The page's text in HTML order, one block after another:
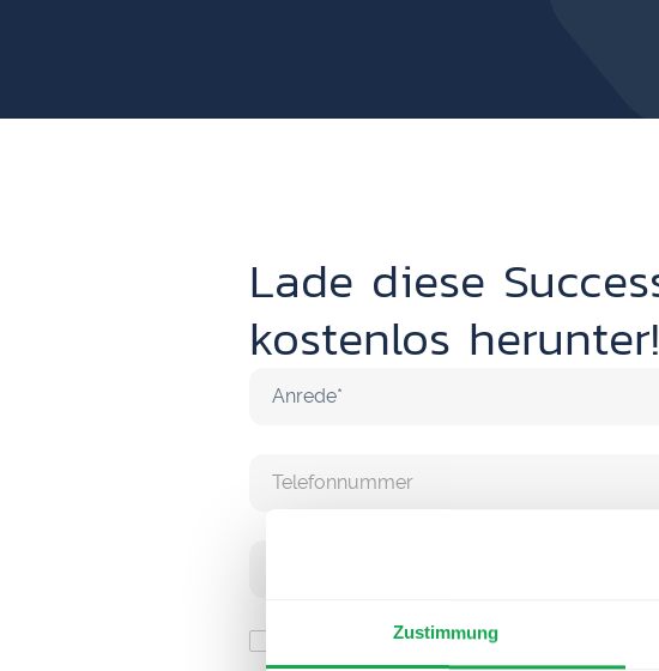
Zustimmung
Lade diese
kostenlos herunter!
Ich akzeptiere die